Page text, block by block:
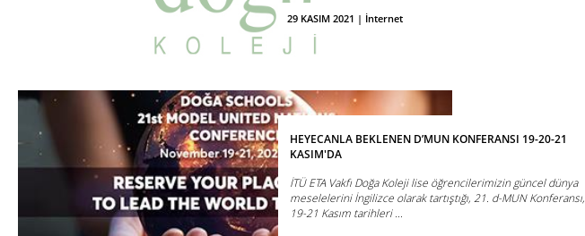
29 KASIM 2021 | İnternet
HEYECANLA BEKLENEN D’MUN KONFERANSI 19-20-21
KASIM'DA
İTÜ ETA Vakfı Doğa Koleji lise öğrencilerimizin güncel dünya
meselelerini İngilizce olarak tartıştığı, 21. d-MUN Konferansı,
19-21 Kasım tarihleri ...